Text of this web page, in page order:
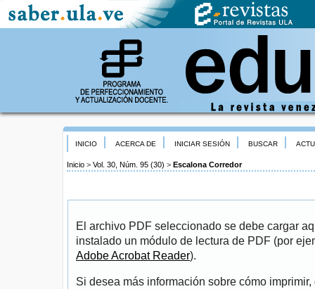
INICIO ACERCA DE INICIAR SESIÓN BUSCAR
Inicio > Vol. 30, Núm. 95 (30) > Escalona Corredor
El archivo PDF seleccionado se debe cargar
instalado un módulo de lectura de PDF (por
Adobe Acrobat Reader).
Si desea más información sobre cómo